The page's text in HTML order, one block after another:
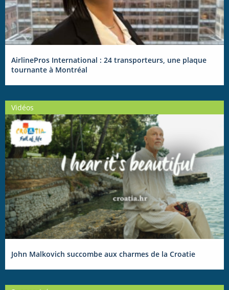
AirlinePros International : 24 transporteurs, une plaque
tournante à Montréal
Vidéos
John Malkovich succombe aux charmes de la Croatie